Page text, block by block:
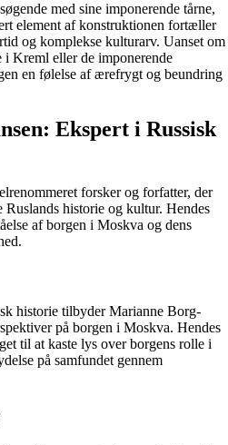
med sine imponerende tårne,
element af konstruktionen fortæller
og komplekse kulturarv. Uanset om
i Kreml eller de imponerende
en følelse af ærefrygt og beundring
Ekspert i Russisk
forsker og forfatter, der
historie og kultur. Hendes
af borgen i Moskva og dens
historie tilbyder Marianne Borg-
på borgen i Moskva. Hendes
til at kaste lys over borgens rolle i
på samfundet gennem